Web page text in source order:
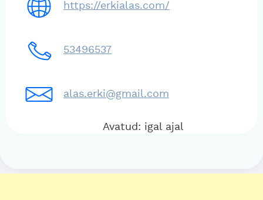
https://erkialas.com/
53496537
alas.erki@gmail.com
Avatud: igal ajal